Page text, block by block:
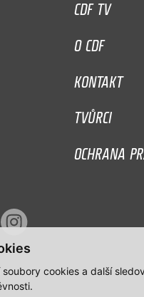
cookies a další
O CDF
KONTAKT
TVŮRCI
OCHRANA